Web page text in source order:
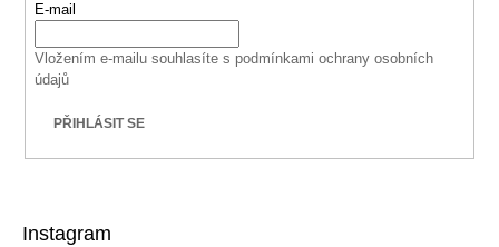
E-mail
Vložením e-mailu souhlasíte s podmínkami ochrany osobních
údajů
PŘIHLÁSIT SE
Instagram